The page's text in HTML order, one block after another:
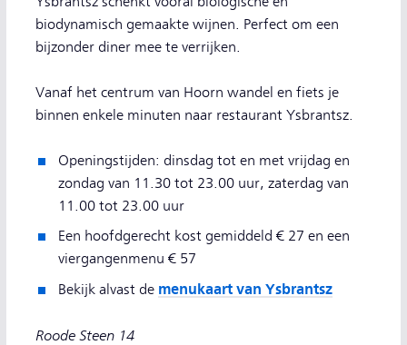
biodynamisch gemaakte wijnen. Perfect om een
bijzonder diner mee te verrijken.
Vanaf het centrum van Hoorn wandel en fiets je
binnen enkele minuten naar restaurant Ysbrantsz.
Openingstijden: dinsdag tot en met vrijdag en
zondag van 11.30 tot 23.00 uur, zaterdag van
11.00 tot 23.00 uur
Een hoofdgerecht kost gemiddeld € 27 en een
viergangenmenu € 57
Bekijk alvast de menukaart van Ysbrantsz
Roode Steen 14